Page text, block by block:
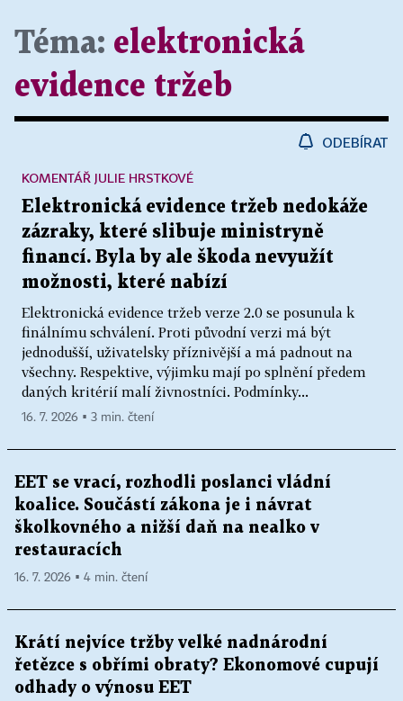
Téma: elektronická
evidence tržeb
ODEBÍRAT
Elektronická evidence tržeb nedokáže
zázraky, které slibuje ministryně
financí. Byla by ale škoda nevyužít
možnosti, které nabízí
Elektronická evidence tržeb verze 2.0 se posunula k
finálnímu schválení. Proti původní verzi má být
jednodušší, uživatelsky příznivější a má padnout na
všechny. Respektive, výjimku mají po splnění předem
daných kritérií malí živnostníci. Podmínky...
KOMENTÁŘ JULIE HRSTKOVÉ
16. 7. 2026 ▪ 3 min. čtení
EET se vrací, rozhodli poslanci vládní
koalice. Součástí zákona je i návrat
školkovného a nižší daň na nealko v
restauracích
16. 7. 2026 ▪ 4 min. čtení
Krátí nejvíce tržby velké nadnárodní
řetězce s obřími obraty? Ekonomové cupují
odhady o výnosu EET